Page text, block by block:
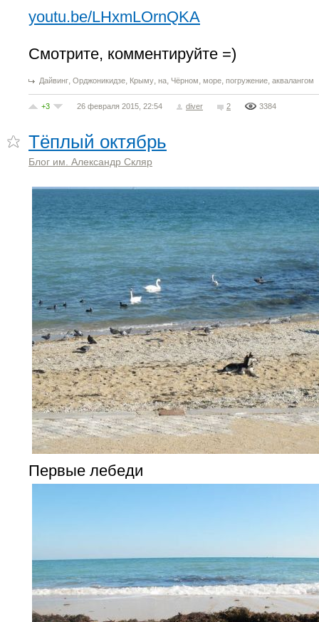
youtu.be/LHxmLOrnQKA
Смотрите, комментируйте =)
Дайвинг, Орджоникидзе, Крыму, на, Чёрном, море, погружение, аквалангом
+3 26 февраля 2015, 22:54 diver 2 3384
Тёплый октябрь
Блог им. Александр Скляр
Первые лебеди